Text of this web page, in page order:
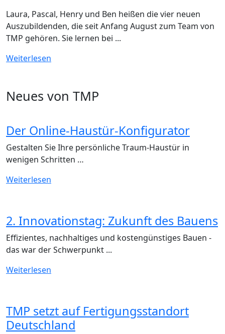
Laura, Pascal, Henry und Ben heißen die vier neuen
Auszubildenden, die seit Anfang August zum Team von
TMP gehören. Sie lernen bei ...
Weiterlesen
Neues von TMP
Der Online-Haustür-Konfigurator
Gestalten Sie Ihre persönliche Traum-Haustür in
wenigen Schritten …
Weiterlesen
2. Innovationstag: Zukunft des Bauens
Effizientes, nachhaltiges und kostengünstiges Bauen -
das war der Schwerpunkt ...
Weiterlesen
TMP setzt auf Fertigungsstandort
Deutschland